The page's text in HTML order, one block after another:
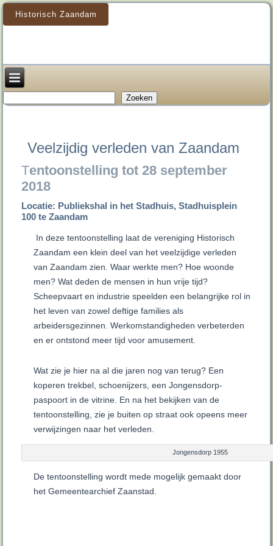
Historisch Zaandam
Zoeken
Veelzijdig verleden van Zaandam
Tentoonstelling tot 28 september
2018
Locatie: Publiekshal in het Stadhuis, Stadhuisplein
100 te Zaandam
In deze tentoonstelling laat de vereniging Historisch
Zaandam een klein deel van het veelzijdige verleden
van Zaandam zien. Waar werkte men? Hoe woonde
men? Wat deden de mensen in hun vrije tijd?
Scheepvaart en industrie speelden een belangrijke rol in
het leven van zowel deftige families als
arbeidersgezinnen. Werkomstandigheden verbeterden
en er ontstond meer tijd voor amusement.
Wat zie je hier na al die jaren nog van terug? Een
koperen trekbel, schoenijzers, een Jongensdorp-
paspoort in de vitrine. En na het bekijken van de
tentoonstelling, zie je buiten op straat ook opeens meer
verwijzingen naar het verleden.
Jongensdorp 1955
De tentoonstelling wordt mede mogelijk gemaakt door
het Gemeentearchief Zaanstad.